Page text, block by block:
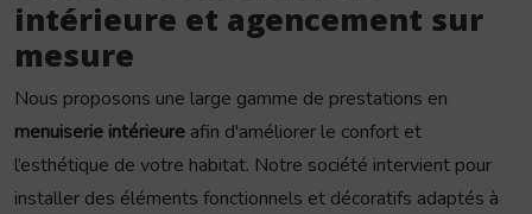
intérieure et agencement sur
mesure
Nous proposons une large gamme de prestations en
menuiserie intérieure afin d'améliorer le confort et
l’esthétique de votre habitat. Notre société intervient pour
installer des éléments fonctionnels et décoratifs adaptés à